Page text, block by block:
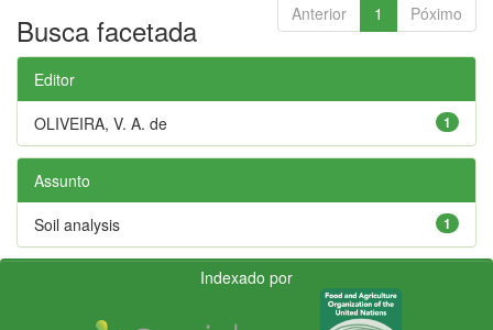
Anterior 1 Póximo
Busca facetada
Editor
1
OLIVEIRA, V. A. de
Assunto
1
Soil analysis
Indexado por